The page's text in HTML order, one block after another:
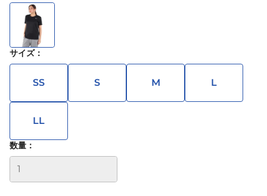
サイズ：
SS S M L
LL
数量：